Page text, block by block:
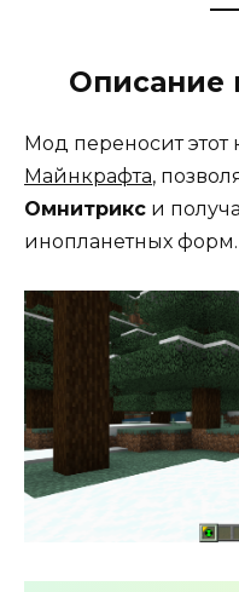
Описание
Мод переносит
Майнкрафта,
Омнитрикс и
инопланетных форм.